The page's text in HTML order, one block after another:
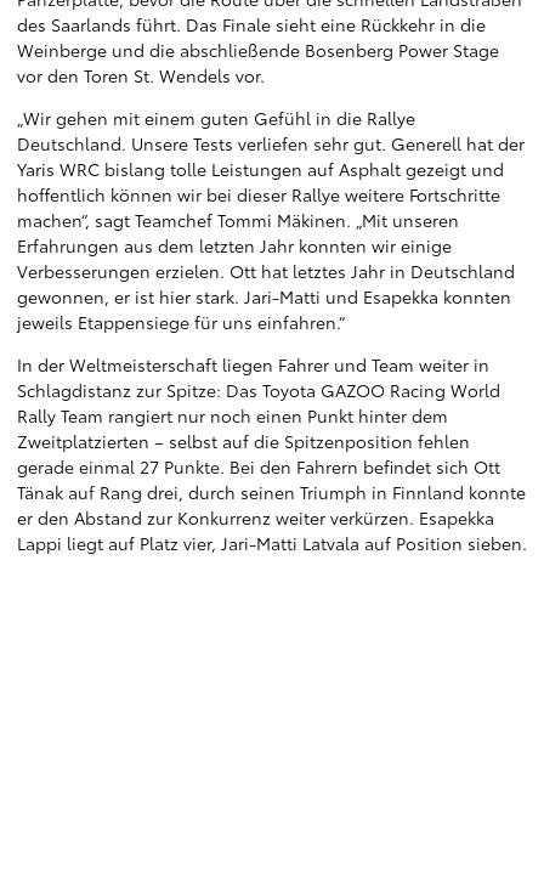
des Saarlands führt. Das Finale sieht eine Rückkehr in die
Weinberge und die abschließende Bosenberg Power Stage
vor den Toren St. Wendels vor.
„Wir gehen mit einem guten Gefühl in die Rallye
Deutschland. Unsere Tests verliefen sehr gut. Generell hat der
Yaris WRC bislang tolle Leistungen auf Asphalt gezeigt und
hoffentlich können wir bei dieser Rallye weitere Fortschritte
machen“, sagt Teamchef Tommi Mäkinen. „Mit unseren
Erfahrungen aus dem letzten Jahr konnten wir einige
Verbesserungen erzielen. Ott hat letztes Jahr in Deutschland
gewonnen, er ist hier stark. Jari-Matti und Esapekka konnten
jeweils Etappensiege für uns einfahren.“
In der Weltmeisterschaft liegen Fahrer und Team weiter in
Schlagdistanz zur Spitze: Das Toyota GAZOO Racing World
Rally Team rangiert nur noch einen Punkt hinter dem
Zweitplatzierten – selbst auf die Spitzenposition fehlen
gerade einmal 27 Punkte. Bei den Fahrern befindet sich Ott
Tänak auf Rang drei, durch seinen Triumph in Finnland konnte
er den Abstand zur Konkurrenz weiter verkürzen. Esapekka
Lappi liegt auf Platz vier, Jari-Matti Latvala auf Position sieben.